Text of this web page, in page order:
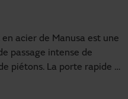
acier de Manusa est une
passage intense de
piétons. La porte rapide à
solution pour les